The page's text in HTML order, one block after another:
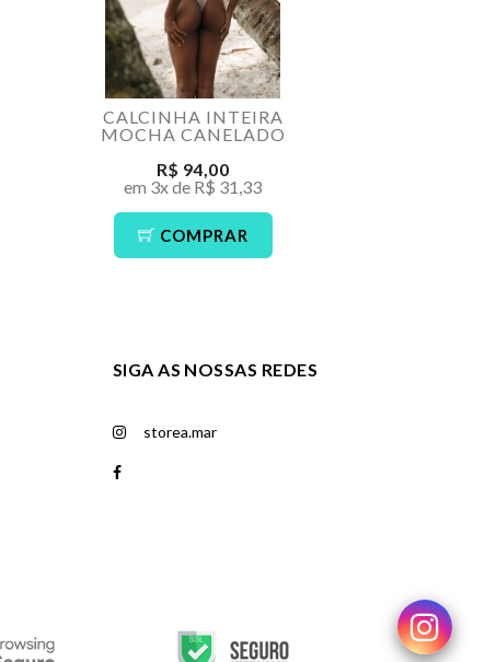
CALCINHA INTEIRA
MOCHA CANELADO
R$ 94,00
em 3x de R$ 31,33
COMPRAR
SIGA AS NOSSAS REDES
storea.mar